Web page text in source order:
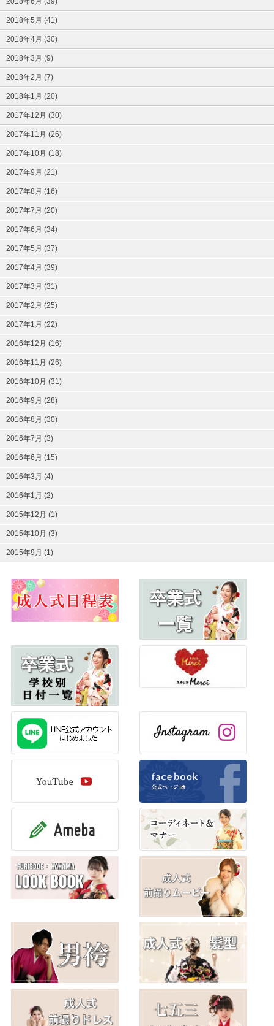
2018年5月 (41)
2018年4月 (30)
2018年3月 (9)
2018年2月 (7)
2018年1月 (20)
2017年12月 (30)
2017年11月 (26)
2017年10月 (18)
2017年9月 (21)
2017年8月 (16)
2017年7月 (20)
2017年6月 (34)
2017年5月 (37)
2017年4月 (39)
2017年3月 (31)
2017年2月 (25)
2017年1月 (22)
2016年12月 (16)
2016年11月 (26)
2016年10月 (31)
2016年9月 (28)
2016年8月 (30)
2016年7月 (3)
2016年6月 (15)
2016年3月 (4)
2016年1月 (2)
2015年12月 (1)
2015年10月 (3)
2015年9月 (1)